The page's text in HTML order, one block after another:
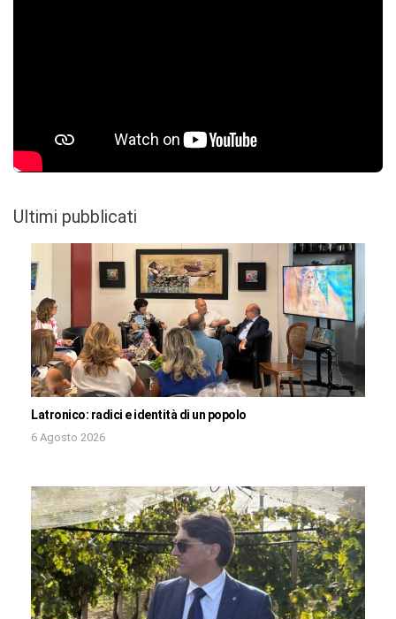
Ultimi pubblicati
Latronico: radici e identità di un popolo
6 Agosto 2026